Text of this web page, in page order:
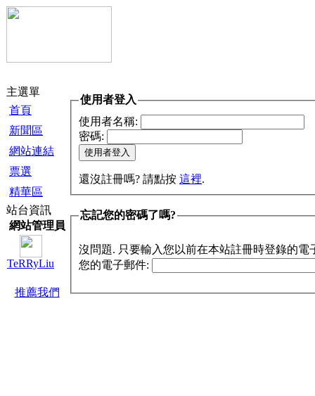
主選單
首頁
新聞區
網站連結
票選
精華區
站台資訊
網站管理員
TeRRyLiu
推薦我們
使用者登入
使用者名稱:
密碼:
還沒註冊嗎? 請點按 這裡.
忘記您的密碼了嗎?
沒問題. 只要輸入您以前在本站註冊時登錄的電
您的電子郵件: